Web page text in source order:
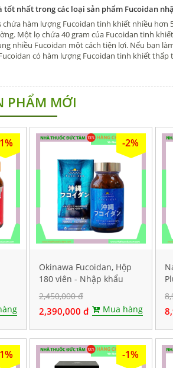
tốt nhất trong các loại sản phẩm Fucoidan
chứa hàm lượng Fucoidan tinh khiết nhiều hơn
Một lọ chứa 40 gram của Fucoidan tinh
nhiều Fucoidan một cách tiện lợi. Nếu bạn
có hàm lượng Fucoidan tinh khiết
dùng số lượng ít hơn).
PHẨM MỚI
-2%
Okinawa Fucoidan, Hộp
180 viên - Nhập khẩu
chính hãng
2,450,000 đ
2,390,000 đ Mua hàng
-1%